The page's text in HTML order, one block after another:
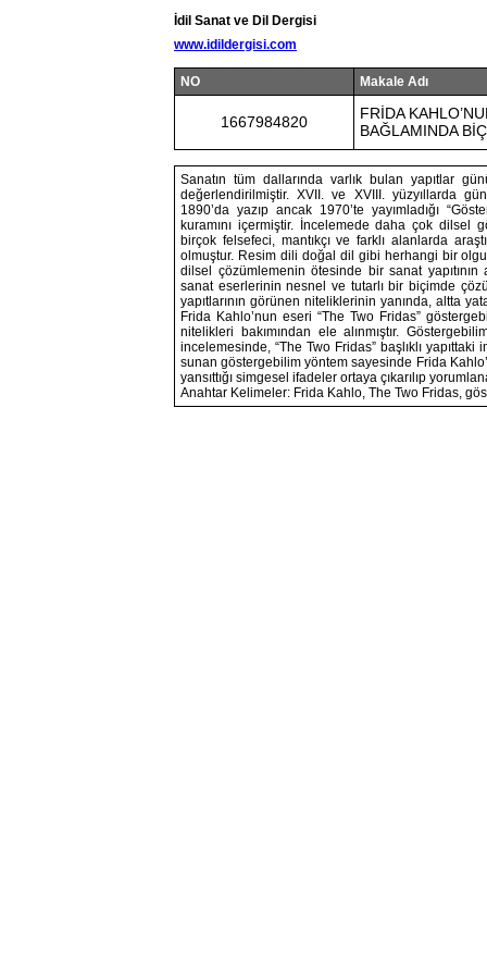
İdil Sanat ve Dil Dergisi
www.idildergisi.com
NO Makale Adı
1667984820
FRİDA
BAĞLAMINDA
Sanatın tüm dallarında varlık bulan yapıtlar
değerlendirilmiştir. XVII. ve XVIII. yüzyıllarda
1890’da yazıp ancak 1970’te yayımladığı
kuramını içermiştir. İncelemede daha çok dilsel
birçok felsefeci, mantıkçı ve farklı alanlarda
olmuştur. Resim dili doğal dil gibi herhangi bir
dilsel çözümlemenin ötesinde bir sanat
sanat eserlerinin nesnel ve tutarlı bir biçimde
yapıtlarının görünen niteliklerinin yanında, altta
Frida Kahlo’nun eseri “The Two Fridas”
nitelikleri bakımından ele alınmıştır.
incelemesinde, “The Two Fridas” başlıklı
sunan göstergebilim yöntem sayesinde Frida
yansıttığı simgesel ifadeler ortaya çıkarılıp
Anahtar Kelimeler: Frida Kahlo, The Two Fridas,